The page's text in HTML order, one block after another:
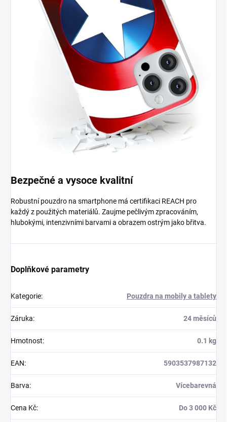
Bezpečné a vysoce kvalitní
Robustní pouzdro na smartphone má certifikaci REACH pro
každý z použitých materiálů. Zaujme pečlivým zpracováním,
hlubokými, intenzivními barvami a obrazem ostrým jako břitva.
Doplňkové parametry
Kategorie: Pouzdra na mobily a tablety
Záruka: 24 měsíců
Hmotnost: 0.1 kg
EAN: 5903537987132
Barva: Vícebarevná
Cena Kč: Do 3 000 Kč